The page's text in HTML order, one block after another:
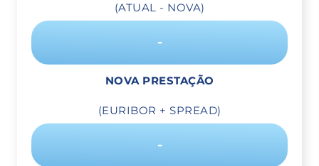
(ATUAL - NOVA)
-
NOVA PRESTAÇÃO
(EURIBOR + SPREAD)
-